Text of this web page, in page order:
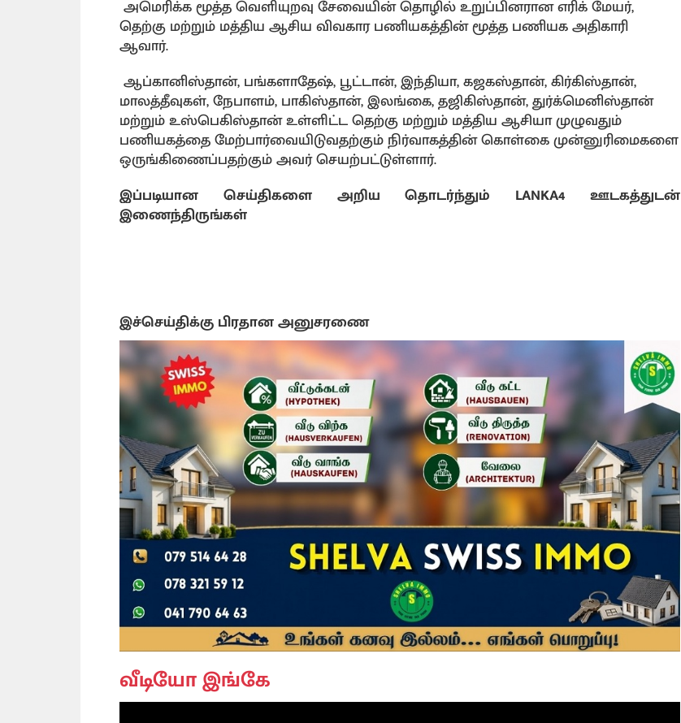
அமெரிக்க மூத்த வெளியுறவு சேவையின் தொழில் உறுப்பினரான எரிக் மேயர்,
தெற்கு மற்றும் மத்திய ஆசிய விவகார பணியகத்தின் மூத்த பணியக அதிகாரி
ஆவார்.
ஆப்கானிஸ்தான், பங்களாதேஷ், பூட்டான், இந்தியா, கஜகஸ்தான், கிர்கிஸ்தான்,
மாலத்தீவுகள், நேபாளம், பாகிஸ்தான், இலங்கை, தஜிகிஸ்தான், துர்க்மெனிஸ்தான்
மற்றும் உஸ்பெகிஸ்தான் உள்ளிட்ட தெற்கு மற்றும் மத்திய ஆசியா முழுவதும்
பணியகத்தை மேற்பார்வையிடுவதற்கும் நிர்வாகத்தின் கொள்கை முன்னுரிமைகளை
ஒருங்கிணைப்பதற்கும் அவர் செயற்பட்டுள்ளார்.
இப்படியான செய்திகளை அறிய தொடர்ந்தும் LANKA4 ஊடகத்துடன்
இணைந்திருங்கள்
இச்செய்திக்கு பிரதான அனுசரணை
வீடியோ இங்கே